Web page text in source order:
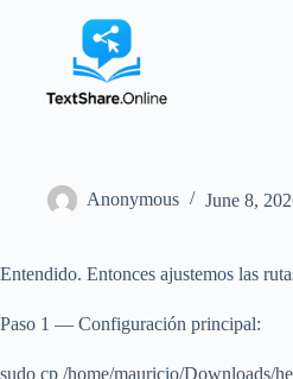
Anonymous June 8,
Entendido. Entonces ajustemos las
Paso 1 — Configuración principal:
sudo cp /home/mauricio/Downloads/